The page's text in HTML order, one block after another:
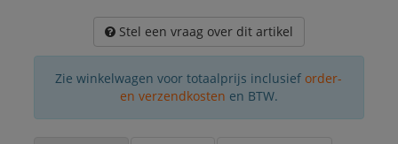
Stel een vraag over dit artikel
Zie winkelwagen voor totaalprijs inclusief order-
en verzendkosten en BTW.